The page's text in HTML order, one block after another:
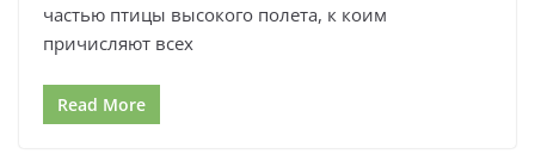
частью птицы высокого полета, к коим
причисляют всех
Read More